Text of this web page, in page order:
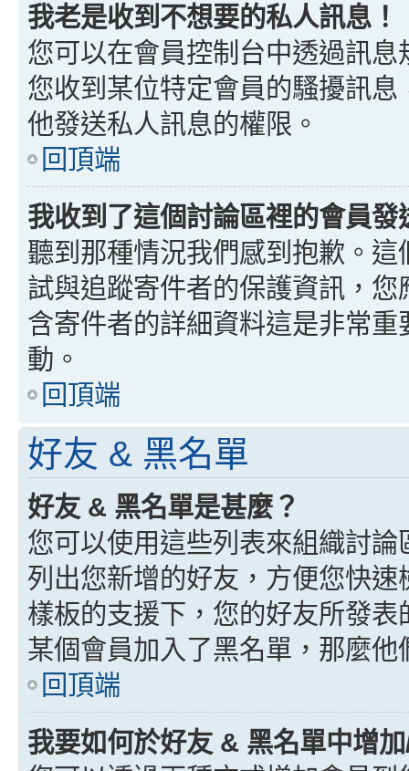
我老是收到不想要的私人訊息！
您可以在會員控制台中透過訊
您收到某位特定會員的騷擾訊
他發送私人訊息的權限。
回頂端
我收到了這個討論區裡的會員
聽到那種情況我們感到抱歉。
試與追蹤寄件者的保護資訊，
含寄件者的詳細資料這是非常
動。
回頂端
好友 & 黑名單
好友 & 黑名單是甚麼？
您可以使用這些列表來組織討
列出您新增的好友，方便您快
樣板的支援下，您的好友所發
某個會員加入了黑名單，那麼
回頂端
我要如何於好友 & 黑名單中增